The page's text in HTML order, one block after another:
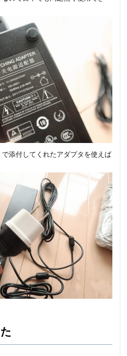
添付してくれたアダプタを使えば